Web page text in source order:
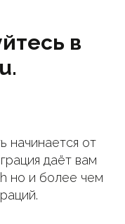
в
начинается от
даёт вам
но и более чем